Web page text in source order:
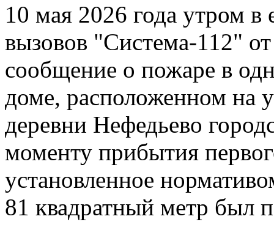
10 мая 2026 года утром
вызовов "Система-112"
сообщение о пожаре в
доме, расположенном на
деревни Нефедьево
моменту прибытия
установленное
81 квадратный метр был